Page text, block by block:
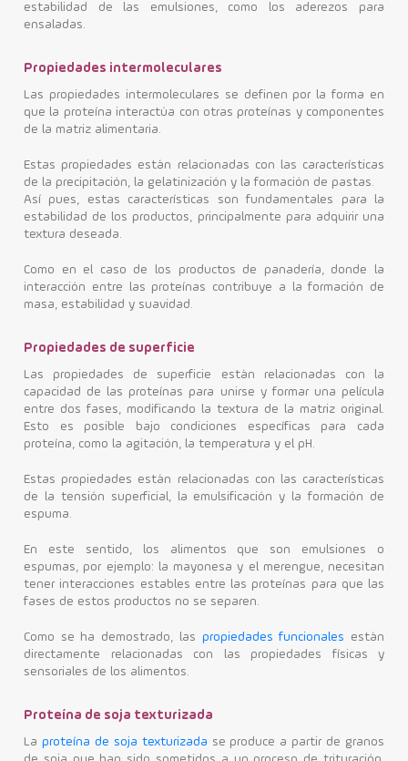
estabilidad de las emulsiones, como los aderezos para
ensaladas.
Propiedades intermoleculares
Las propiedades intermoleculares se definen por la forma en
que la proteína interactúa con otras proteínas y componentes
de la matriz alimentaria.
Estas propiedades están relacionadas con las características
de la precipitación, la gelatinización y la formación de pastas.
Así pues, estas características son fundamentales para la
estabilidad de los productos, principalmente para adquirir una
textura deseada.
Como en el caso de los productos de panadería, donde la
interacción entre las proteínas contribuye a la formación de
masa, estabilidad y suavidad.
Propiedades de superficie
Las propiedades de superficie están relacionadas con la
capacidad de las proteínas para unirse y formar una película
entre dos fases, modificando la textura de la matriz original.
Esto es posible bajo condiciones específicas para cada
proteína, como la agitación, la temperatura y el pH.
Estas propiedades están relacionadas con las características
de la tensión superficial, la emulsificación y la formación de
espuma.
En este sentido, los alimentos que son emulsiones o
espumas, por ejemplo: la mayonesa y el merengue, necesitan
tener interacciones estables entre las proteínas para que las
fases de estos productos no se separen.
Como se ha demostrado, las propiedades funcionales están
directamente relacionadas con las propiedades físicas y
sensoriales de los alimentos.
Proteína de soja texturizada
La proteína de soja texturizada se produce a partir de granos